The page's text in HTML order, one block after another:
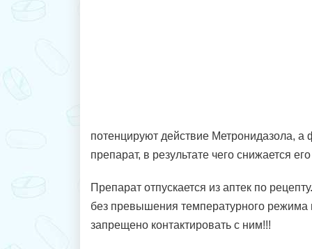
потенцируют действие Метронидазола, а
препарат, в результате чего снижается
Препарат отпускается из аптек по
без превышения температурного режима
запрещено контактировать с ним!!!